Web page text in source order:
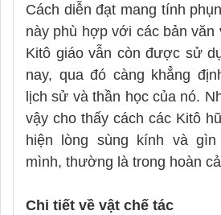
Cách diễn đạt mang tính
này phù hợp với các bản văn
Kitô giáo vẫn còn được sử
nay, qua đó càng khẳng
lịch sử và thần học của nó.
vậy cho thấy cách các Kitô
hiện lòng sùng kính và
mình, thường là trong hoàn
Chi tiết về vật chế tác